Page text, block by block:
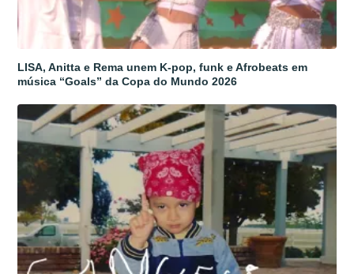
LISA, Anitta e Rema unem K-pop, funk e Afrobeats em
música “Goals” da Copa do Mundo 2026